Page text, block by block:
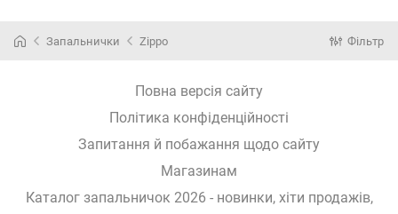
Запальнички Zippo Фільтр
Повна версія сайту
Політика конфіденційності
Запитання й побажання щодо сайту
Магазинам
Каталог запальничок 2026 - новинки, хіти продажів,